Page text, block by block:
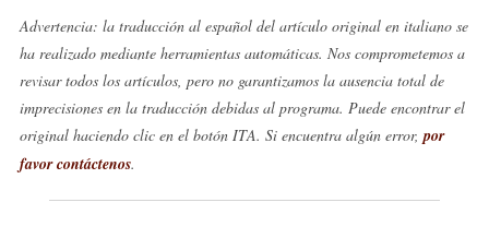
Advertencia: la traducción al español del artículo original en italiano se
ha realizado mediante herramientas automáticas. Nos comprometemos a
revisar todos los artículos, pero no garantizamos la ausencia total de
imprecisiones en la traducción debidas al programa. Puede encontrar el
original haciendo clic en el botón ITA. Si encuentra algún error, por
favor contáctenos.